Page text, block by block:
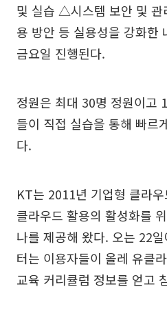
및 실습 △시스템 보안 및
용 방안 등 실용성을 강화한
금요일 진행된다.
정원은 최대 30명 정원이고
들이 직접 실습을 통해 빠르
다.
KT는 2011년 기업형 클라
클라우드 활용의 활성화를
나를 제공해 왔다. 오는 22
터는 이용자들이 올레 유클
교육 커리큘럼 정보를 얻고